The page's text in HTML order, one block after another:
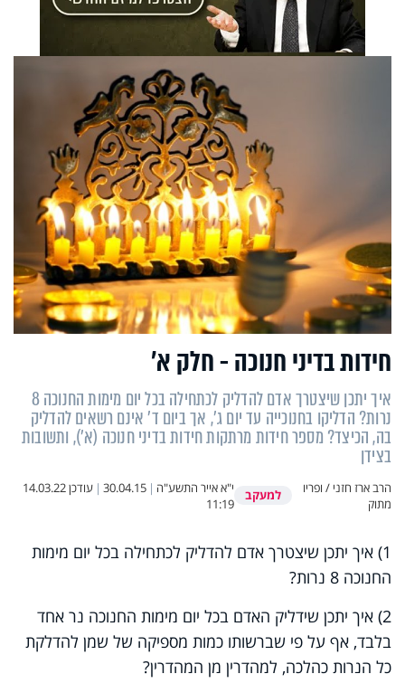
חידות בדיני חנוכה - חלק א’
איך יתכן שיצטרך אדם להדליק לכתחילה בכל יום מימות החנוכה 8
נרות? הדליקו בחנוכייה עד יום ג', אך ביום ד' אינם רשאים להדליק
בה, הכיצד? מספר חידות מרתקות חידות בדיני חנוכה (א'), ותשובות
בצידן
הרב ארז חזני / ופריו
מתוק
למעקב י"א אייר התשע"ה |
30.04.15
| עודכן14.03.22
11:19
1) איך יתכן שיצטרך אדם להדליק לכתחילה בכל יום מימות
החנוכה 8 נרות?
2) איך יתכן שידליק האדם בכל יום מימות החנוכה נר אחד
בלבד, אף על פי שברשותו כמות מספיקה של שמן להדלקת
כל הנרות כהלכה, למהדרין מן המהדרין?